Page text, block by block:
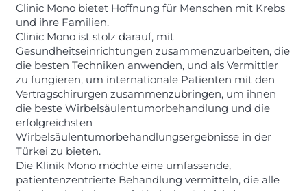
Clinic Mono bietet Hoffnung für Menschen mit Krebs
und ihre Familien.
Clinic Mono ist stolz darauf, mit
Gesundheitseinrichtungen zusammenzuarbeiten, die
die besten Techniken anwenden, und als Vermittler
zu fungieren, um internationale Patienten mit den
Vertragschirurgen zusammenzubringen, um ihnen
die beste Wirbelsäulentumorbehandlung und die
erfolgreichsten
Wirbelsäulentumorbehandlungsergebnisse in der
Türkei zu bieten.
Die Klinik Mono möchte eine umfassende,
patientenzentrierte Behandlung vermitteln, die alle